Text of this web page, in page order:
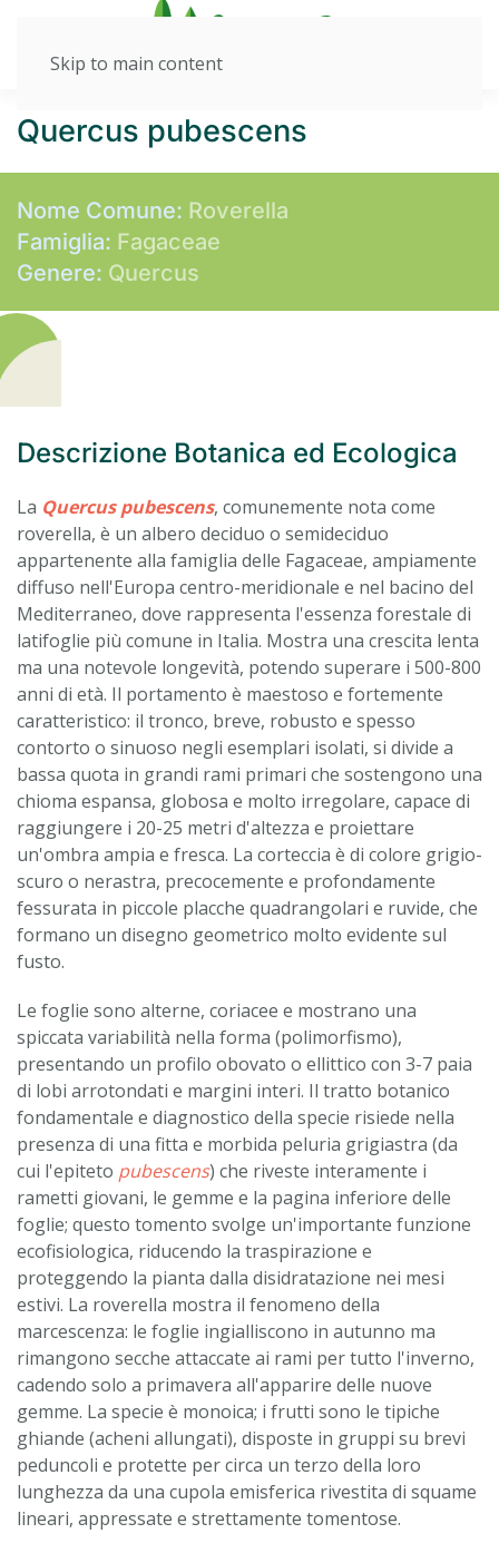
Skip to main content
Quercus pubescens
Nome Comune: Roverella
Famiglia: Fagaceae
Genere: Quercus
Descrizione Botanica ed Ecologica
La Quercus pubescens, comunemente nota come
roverella, è un albero deciduo o semideciduo
appartenente alla famiglia delle Fagaceae, ampiamente
diffuso nell'Europa centro-meridionale e nel bacino del
Mediterraneo, dove rappresenta l'essenza forestale di
latifoglie più comune in Italia. Mostra una crescita lenta
ma una notevole longevità, potendo superare i 500-800
anni di età. Il portamento è maestoso e fortemente
caratteristico: il tronco, breve, robusto e spesso
contorto o sinuoso negli esemplari isolati, si divide a
bassa quota in grandi rami primari che sostengono una
chioma espansa, globosa e molto irregolare, capace di
raggiungere i 20-25 metri d'altezza e proiettare
un'ombra ampia e fresca. La corteccia è di colore grigio-
scuro o nerastra, precocemente e profondamente
fessurata in piccole placche quadrangolari e ruvide, che
formano un disegno geometrico molto evidente sul
fusto.
Le foglie sono alterne, coriacee e mostrano una
spiccata variabilità nella forma (polimorfismo),
presentando un profilo obovato o ellittico con 3-7 paia
di lobi arrotondati e margini interi. Il tratto botanico
fondamentale e diagnostico della specie risiede nella
presenza di una fitta e morbida peluria grigiastra (da
cui l'epiteto pubescens) che riveste interamente i
rametti giovani, le gemme e la pagina inferiore delle
foglie; questo tomento svolge un'importante funzione
ecofisiologica, riducendo la traspirazione e
proteggendo la pianta dalla disidratazione nei mesi
estivi. La roverella mostra il fenomeno della
marcescenza: le foglie ingialliscono in autunno ma
rimangono secche attaccate ai rami per tutto l'inverno,
cadendo solo a primavera all'apparire delle nuove
gemme. La specie è monoica; i frutti sono le tipiche
ghiande (acheni allungati), disposte in gruppi su brevi
peduncoli e protette per circa un terzo della loro
lunghezza da una cupola emisferica rivestita di squame
lineari, appressate e strettamente tomentose.